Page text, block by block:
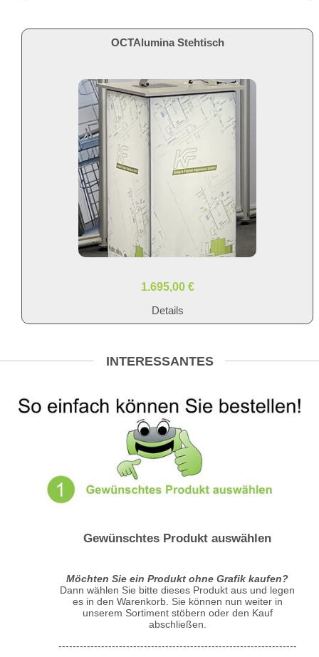
OCTAlumina Stehtisch
1.695,00 €
Details
INTERESSANTES
Gewünschtes Produkt auswählen
Möchten Sie ein Produkt ohne Grafik kaufen?
Dann wählen Sie bitte dieses Produkt aus und legen
es in den Warenkorb. Sie können nun weiter in
unserem Sortiment stöbern oder den Kauf
abschließen.
-------------------------------------------------------------------